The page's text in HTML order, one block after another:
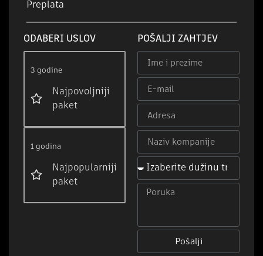
Preplata
ODABERI USLOV
3 godine
Najpovoljniji
paket
1 godina
Najpopularniji
paket
POŠALJI ZAHTJEV
Pošalji